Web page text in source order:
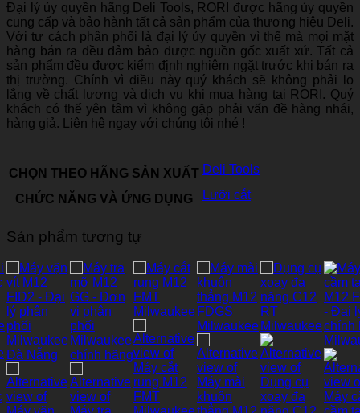
Đại lý ủy quyền hãng Deli Tools, RORI được hãng ủy quyền
cung cấp và bảo hành tất cả sản phẩm của thương hiệu Deli.
Với tư cách phân phối là đại lý ủy quyền vì thế mà mọi mặt
hàng bán ra đều đảm bảo được nguồn gốc xuất xứ. Tất cả
sản phẩm đều được kiểm định nghiêm ngặt trước khi bán ra
thị trường. Chính vì điều này quý khách sẽ không phải lo
lắng về chất lượng và dịch vụ khi mua hàng tại RORI. Quý
khách có thể yên tâm vì không gặp phải vấn đề hàng nhái,
hàng giả. Liên hệ ngay với chúng tôi nhé !
CHỌN THEO HÃNG SẢN XUẤT Deli Tools
CHỨC NĂNG VÀ ỨNG DỤNG Lưỡi cắt
Sản phẩm tương tự